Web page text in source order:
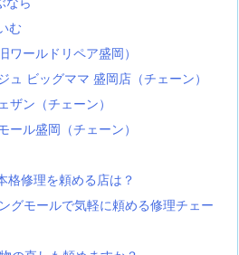
む
ワールドリペア盛岡）
ュ ビッグママ 盛岡店（チェーン）
ザン（チェーン）
ール盛岡（チェーン）
格修理を頼める店は？
グモールで気軽に頼める修理チェー